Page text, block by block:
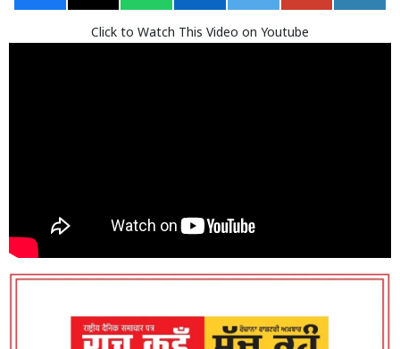
Click to Watch This Video on Youtube